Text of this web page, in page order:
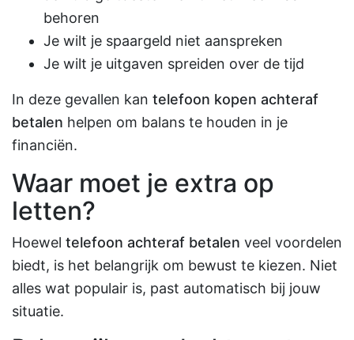
behoren
Je wilt je spaargeld niet aanspreken
Je wilt je uitgaven spreiden over de tijd
In deze gevallen kan telefoon kopen achteraf
betalen helpen om balans te houden in je
financiën.
Waar moet je extra op
letten?
Hoewel telefoon achteraf betalen veel voordelen
biedt, is het belangrijk om bewust te kiezen. Niet
alles wat populair is, past automatisch bij jouw
situatie.